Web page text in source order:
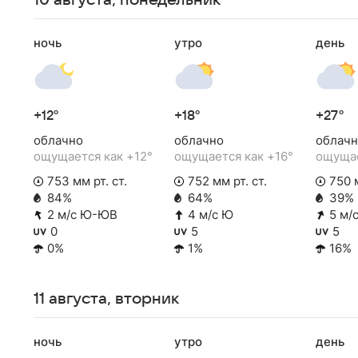
ночь
+12°
облачно
ощущается как +12°
753 мм рт. ст.
84%
2 м/с Ю-ЮВ
0
0%
утро
+18°
облачно
ощущается как +16°
752 мм рт. ст.
64%
4 м/с Ю
5
1%
день
+27°
750
39%
5
5
16%
11 августа, вторник
ночь утро день